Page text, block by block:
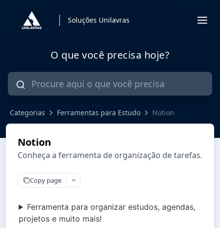
Soluções Unilavras
O que você precisa hoje?
Categorias Ferramentas para Estudo Notion
Notion
Conheça a ferramenta de organização de tarefas.
Copy page
Ferramenta para organizar estudos, agendas,
projetos e muito mais!